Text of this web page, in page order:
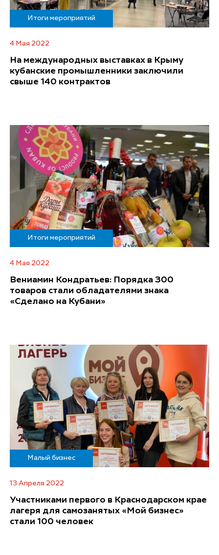
Итоги мероприятий
4 Мая 2022
На международных выставках в Крыму
кубанские промышленники заключили
свыше 140 контрактов
Итоги мероприятий
4 Мая 2022
Вениамин Кондратьев: Порядка 300
товаров стали обладателями знака
«Сделано на Кубани»
Малый бизнес
13 Апреля 2022
Участниками первого в Краснодарском крае
лагеря для самозанятых «Мой бизнес»
стали 100 человек